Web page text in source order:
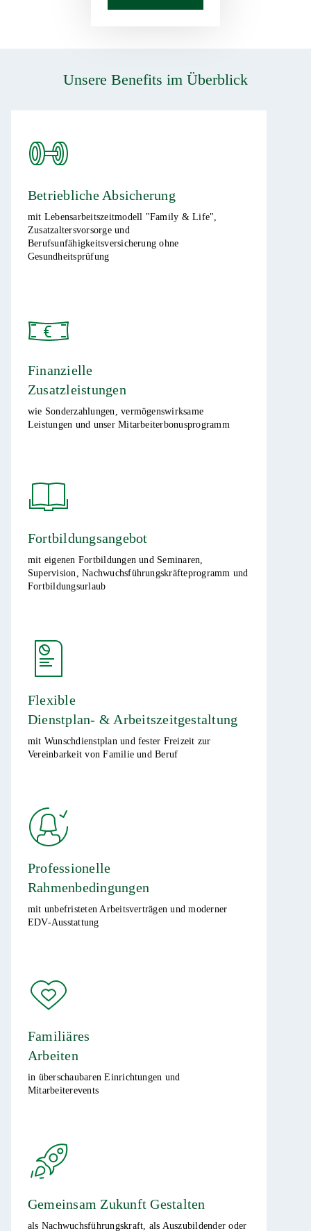
Unsere Benefits im Überblick
Betriebliche Absicherung ​
mit Lebensarbeitszeitmodell "Family & Life",
Zusatzaltersvorsorge und
Berufsunfähigkeitsversicherung ohne
Gesundheitsprüfung​
Finanzielle
Zusatzleistungen
wie Sonderzahlungen, vermögenswirksame
Leistungen und unser Mitarbeiterbonusprogramm ​
Fortbildungsangebot
mit eigenen Fortbildungen und Seminaren,
Supervision, Nachwuchsführungskräfteprogramm und
Fortbildungsurlaub ​
Flexible
Dienstplan- & Arbeitszeitgestaltung
mit Wunschdienstplan und fester Freizeit zur
Vereinbarkeit von Familie und Beruf
Professionelle
Rahmenbedingungen
mit unbefristeten Arbeitsverträgen und moderner
EDV-Ausstattung ​
Familiäres
Arbeiten
in überschaubaren Einrichtungen und
Mitarbeiterevents​
Gemeinsam Zukunft Gestalten
als Nachwuchsführungskraft, als Auszubildender oder